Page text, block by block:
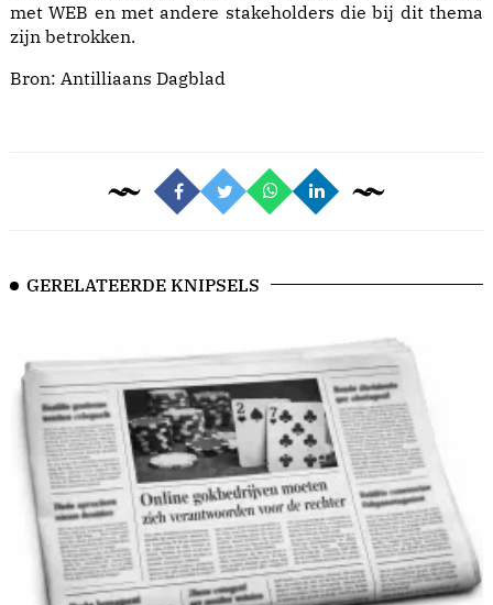
met WEB en met andere stakeholders die bij dit thema
zijn betrokken.
Bron: Antilliaans Dagblad
GERELATEERDE KNIPSELS